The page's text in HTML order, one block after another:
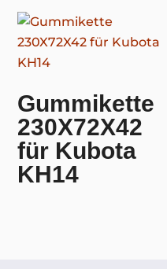
Gummikette
230X72X42
für Kubota
KH14